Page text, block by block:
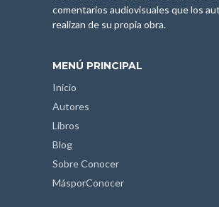
comentarios audiovisuales que los
realizan de su propia obra.
MENÚ PRINCIPAL
Inicio
Autores
Libros
Blog
Sobre Conocer
MásporConocer